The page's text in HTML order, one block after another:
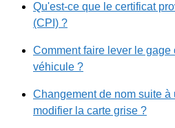
Qu'est-ce que le certificat
(CPI) ?
Comment faire lever le
véhicule ?
Changement de nom suite à
modifier la carte grise ?